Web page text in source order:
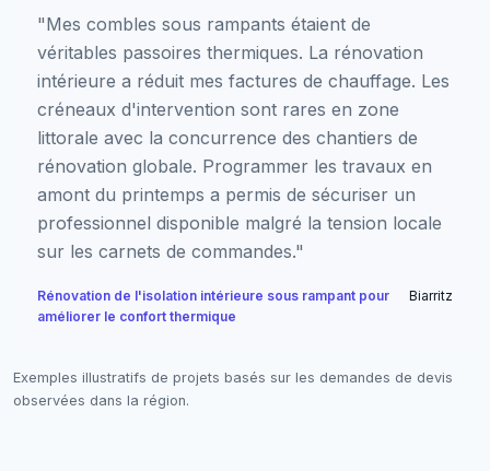
"Mes combles sous rampants étaient de
véritables passoires thermiques. La rénovation
intérieure a réduit mes factures de chauffage. Les
créneaux d'intervention sont rares en zone
littorale avec la concurrence des chantiers de
rénovation globale. Programmer les travaux en
amont du printemps a permis de sécuriser un
professionnel disponible malgré la tension locale
sur les carnets de commandes."
Rénovation de l'isolation intérieure sous rampant pour
améliorer le confort thermique
Biarritz
Exemples illustratifs de projets basés sur les demandes de devis
observées dans la région.